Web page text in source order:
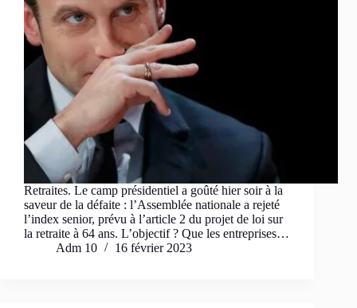
Retraites. Le camp présidentiel a goûté hier soir à la
saveur de la défaite : l’Assemblée nationale a rejeté
l’index senior, prévu à l’article 2 du projet de loi sur
la retraite à 64 ans. L’objectif ? Que les entreprises…
Adm 10
16 février 2023